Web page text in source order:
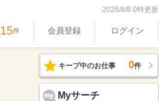
2026/8/8 0時更新
件 会員登録 ログイン
キープ中のお仕事 0件
Myサーチ